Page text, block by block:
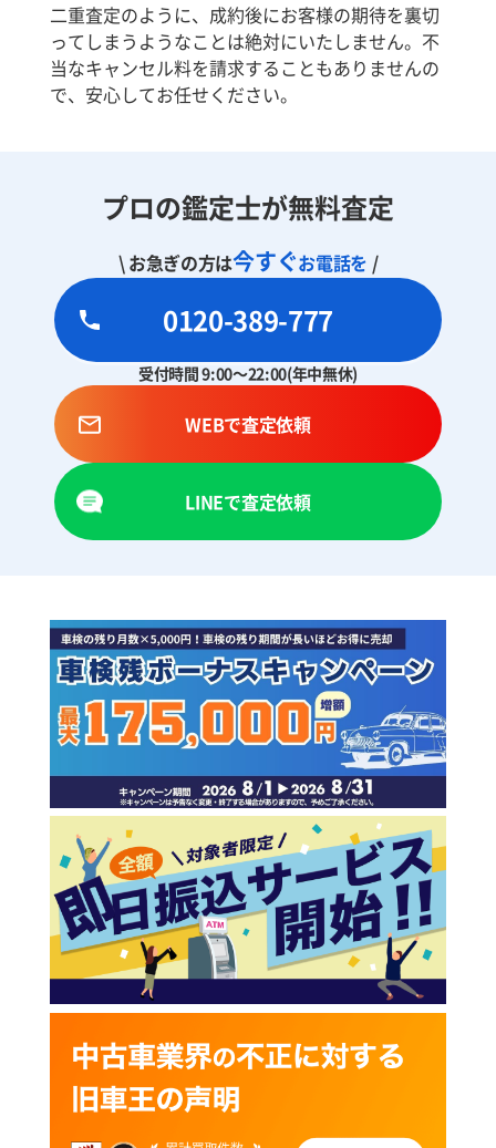
二重査定のように、成約後にお客様の期待を裏切
ってしまうようなことは絶対にいたしません。不
当なキャンセル料を請求することもありませんの
で、安心してお任せください。
プロの鑑定士が無料査定
\ お急ぎの方は今すぐお電話を /
0120-389-777
受付時間 9:00～22:00(年中無休)
WEBで査定依頼
LINEで査定依頼